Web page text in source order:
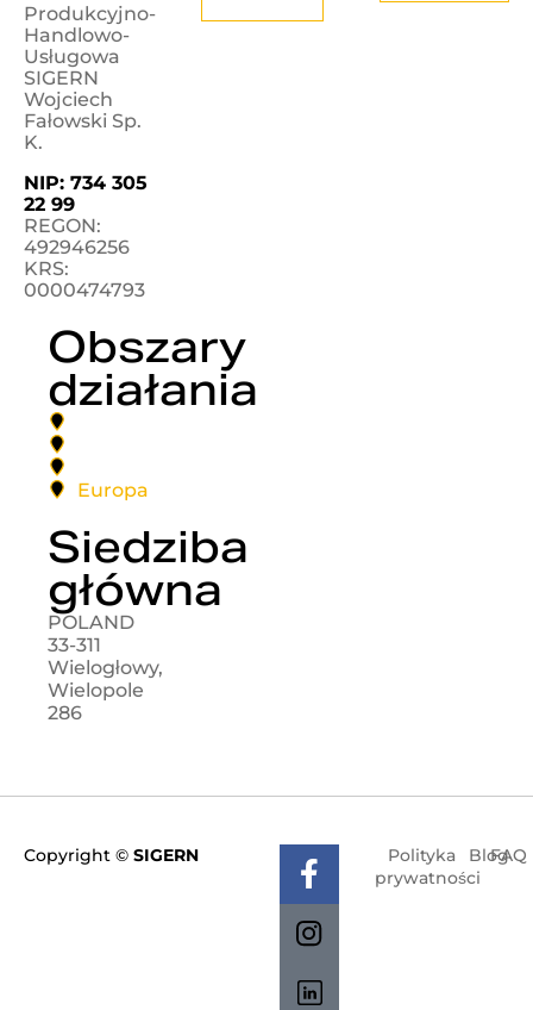
Produkcyjno-
Handlowo-
Usługowa
SIGERN
Wojciech
Fałowski Sp.
K.
NIP: 734 305
22 99
REGON:
492946256
KRS:
0000474793
Obszary
działania
Europa
Siedziba
główna
POLAND
33-311
Wielogłowy,
Wielopole
286
Copyright © SIGERN
Polityka
prywatności
BlogFAQ